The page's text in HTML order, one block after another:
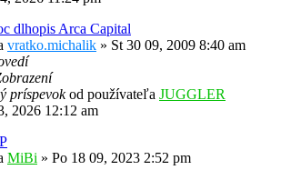
dlhopis Arca Capital
vratko.michalik » St 30 09, 2009 8:40 am
príspevokod používateľa JUGGLER
2026 12:12 am
MiBi » Po 18 09, 2023 2:52 pm